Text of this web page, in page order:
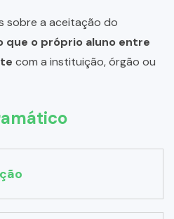
sobre a aceitação do
que o próprio aluno entre
com a instituição, órgão ou